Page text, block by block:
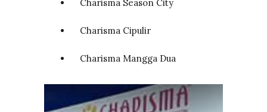
Charisma Season City
Charisma Cipulir
Charisma Mangga Dua